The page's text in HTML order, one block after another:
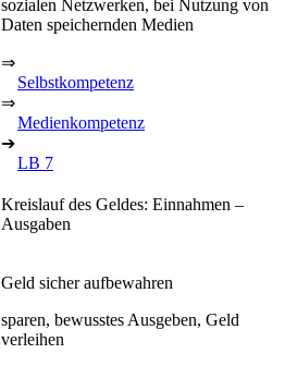
sozialen Netzwerken, bei Nutzung von
Daten speichernden Medien
⇒
Selbstkompetenz
⇒
Medienkompetenz
➔
LB 7
Kreislauf des Geldes: Einnahmen –
Ausgaben
Geld sicher aufbewahren
sparen, bewusstes Ausgeben, Geld
verleihen